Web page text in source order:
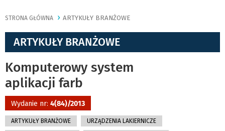
STRONA GŁÓWNA ARTYKUŁY BRANŻOWE
ARTYKUŁY BRANŻOWE
Komputerowy system
aplikacji farb
Wydanie nr: 4(84)/2013
ARTYKUŁY BRANŻOWE URZĄDZENIA LAKIERNICZE